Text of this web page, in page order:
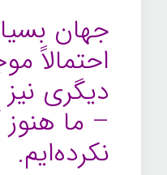
جهان
احتمالاً
دیگری
– ما هنوز
نکرده‌ایم.